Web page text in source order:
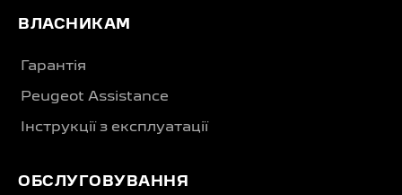
ВЛАСНИКАМ
Гарантія
Peugeot Assistance
Інструкції з експлуатації
ОБСЛУГОВУВАННЯ